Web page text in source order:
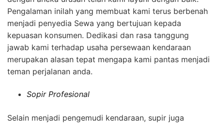
Pengalaman inilah yang membuat kami terus berbenah
menjadi penyedia Sewa yang bertujuan kepada
kepuasan konsumen. Dedikasi dan rasa tanggung
jawab kami terhadap usaha persewaan kendaraan
merupakan alasan tepat mengapa kami pantas menjadi
teman perjalanan anda.
Sopir Profesional
Selain menjadi pengemudi kendaraan, supir juga